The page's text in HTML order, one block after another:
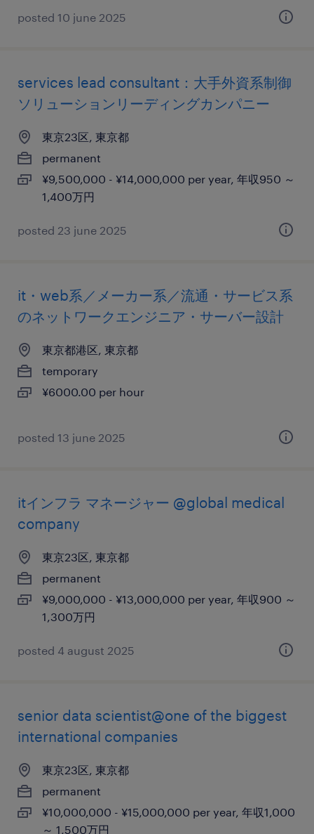
posted 10 june 2025
services lead consultant：大手外資系制御
ソリューションリーディングカンパニー
東京23区, 東京都
permanent
¥9,500,000 - ¥14,000,000 per year, 年収950 ～
1,400万円
posted 23 june 2025
it・web系／メーカー系／流通・サービス系
のネットワークエンジニア・サーバー設計
東京都港区, 東京都
temporary
¥6000.00 per hour
posted 13 june 2025
itインフラ マネージャー @global medical
company
東京23区, 東京都
permanent
¥9,000,000 - ¥13,000,000 per year, 年収900 ～
1,300万円
posted 4 august 2025
senior data scientist@one of the biggest
international companies
東京23区, 東京都
permanent
¥10,000,000 - ¥15,000,000 per year, 年収1,000
～ 1,500万円